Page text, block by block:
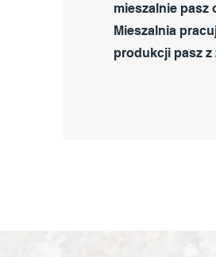
mieszalnie pasz
Mieszalnia
produkcji pasz